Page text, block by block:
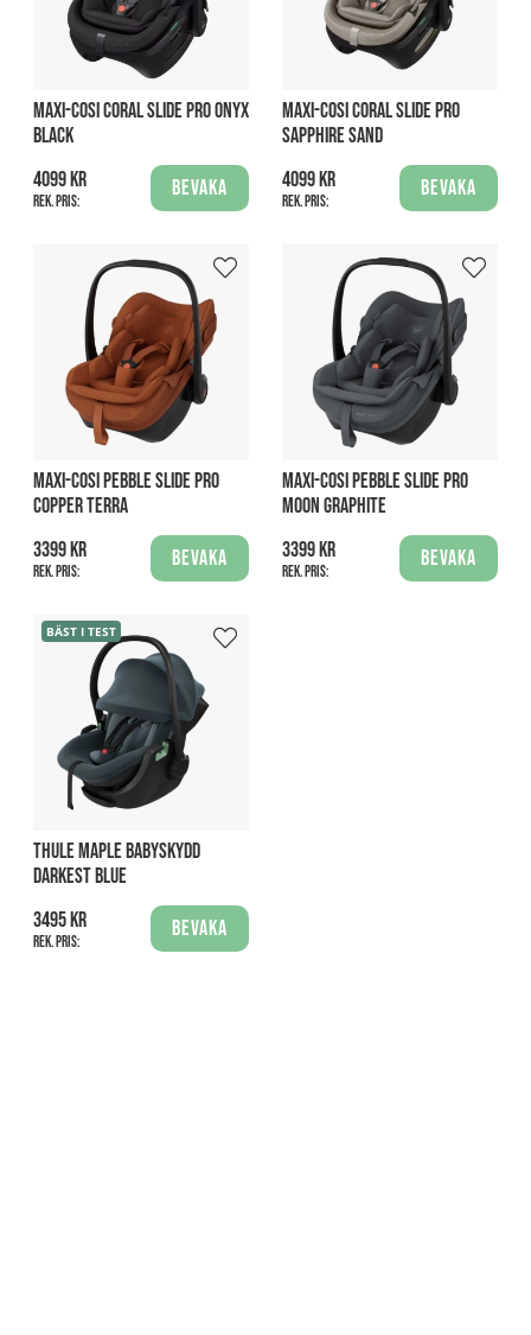
MAXI-COSI CORAL SLIDE PRO ONYX
BLACK
4099 kr
Rek. pris:
Bevaka
MAXI-COSI CORAL SLIDE PRO
SAPPHIRE SAND
4099 kr
Rek. pris:
Bevaka
MAXI-COSI PEBBLE SLIDE PRO
COPPER TERRA
3399 kr
Rek. pris:
Bevaka
MAXI-COSI PEBBLE SLIDE PRO
MOON GRAPHITE
3399 kr
Rek. pris:
Bevaka
BÄST I TEST
THULE MAPLE BABYSKYDD
DARKEST BLUE
3495 kr
Rek. pris:
Bevaka